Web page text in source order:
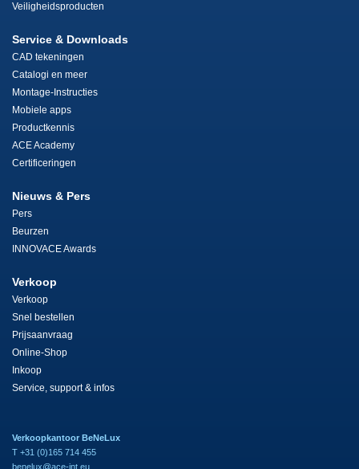
Veiligheidsproducten
Service & Downloads
CAD tekeningen
Catalogi en meer
Montage-Instructies
Mobiele apps
Productkennis
ACE Academy
Certificeringen
Nieuws & Pers
Pers
Beurzen
INNOVACE Awards
Verkoop
Verkoop
Snel bestellen
Prijsaanvraag
Online-Shop
Inkoop
Service, support & infos
Verkoopkantoor BeNeLux
T +31 (0)165 714 455
benelux@ace-int.eu